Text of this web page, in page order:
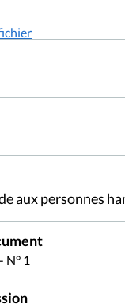
aux personnes
N° 1